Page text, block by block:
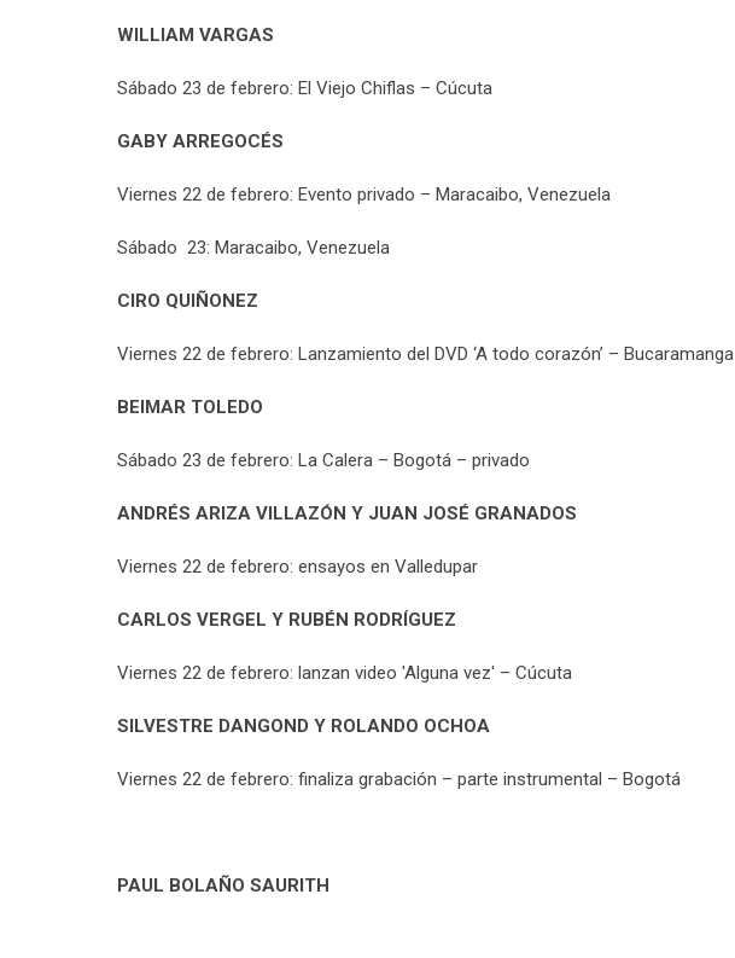
WILLIAM VARGAS
Sábado 23 de febrero: El Viejo Chiflas – Cúcuta
GABY ARREGOCÉS
Viernes 22 de febrero: Evento privado – Maracaibo, Venezuela
Sábado 23: Maracaibo, Venezuela
CIRO QUIÑONEZ
Viernes 22 de febrero: Lanzamiento del DVD ‘A todo corazón’ – Bucaramanga
BEIMAR TOLEDO
Sábado 23 de febrero: La Calera – Bogotá – privado
ANDRÉS ARIZA VILLAZÓN Y JUAN JOSÉ GRANADOS
Viernes 22 de febrero: ensayos en Valledupar
CARLOS VERGEL Y RUBÉN RODRÍGUEZ
Viernes 22 de febrero: lanzan video 'Alguna vez' – Cúcuta
SILVESTRE DANGOND Y ROLANDO OCHOA
Viernes 22 de febrero: finaliza grabación – parte instrumental – Bogotá
PAUL BOLAÑO SAURITH